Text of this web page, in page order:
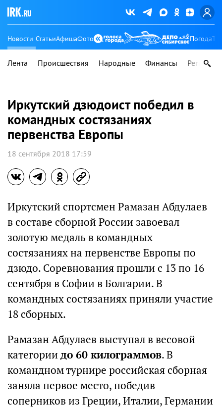
Новости СтатьиАфишаФото Погода
Лента Происшествия Народные Финансы Регионы
Иркутский дзюдоист победил в
командных состязаниях
первенства Европы
18 сентября 2018 17:59
Иркутский спортсмен Рамазан Абдулаев
в составе сборной России завоевал
золотую медаль в командных
состязаниях на первенстве Европы по
дзюдо. Соревнования прошли с 13 по 16
сентября в Софии в Болгарии. В
командных состязаниях приняли участие
18 сборных.
Рамазан Абдулаев выступал в весовой
категории до 60 килограммов. В
командном турнире российская сборная
заняла первое место, победив
соперников из Греции, Италии, Германии